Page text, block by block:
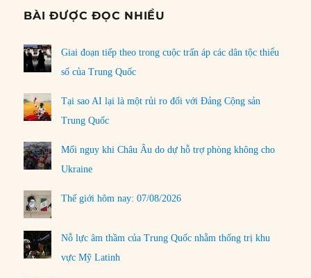
BÀI ĐƯỢC ĐỌC NHIỀU
Giai đoạn tiếp theo trong cuộc trấn áp các dân tộc thiểu
số của Trung Quốc
Tại sao AI lại là một rủi ro đối với Đảng Cộng sản
Trung Quốc
Mối nguy khi Châu Âu do dự hỗ trợ phòng không cho
Ukraine
Thế giới hôm nay: 07/08/2026
Nỗ lực âm thầm của Trung Quốc nhằm thống trị khu
vực Mỹ Latinh